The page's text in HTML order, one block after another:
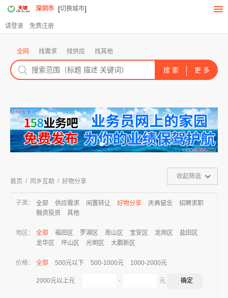
深圳市 [切换城市]
请登录 免费注册
全网 找需求 找供应 找其他
首页 / 同乡互助 / 好物分享
收起筛选
子类： 全部 供应需求 闲置转让 好物分享 庆典留念
招聘求职
融资投资
其他
地区： 全部 福田区 罗湖区 南山区 宝安区 龙岗区
盐田区
龙华区
坪山区 光明区 大鹏新区
价格： 全部 500元以下 500-1000元 1000-2000元
2000元以上元 - 元